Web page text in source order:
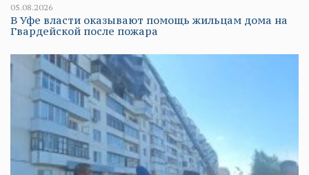
05.08.2026
В Уфе власти оказывают помощь жильцам дома на
Гвардейской после пожара